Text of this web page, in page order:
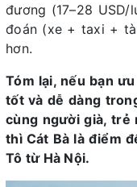
đương (17–28
đoán (xe + taxi +
hơn.
Tóm lại, nếu bạn
tốt và dễ dàng
cùng người già, trẻ
thì Cát Bà là điểm
Tô từ Hà Nội.